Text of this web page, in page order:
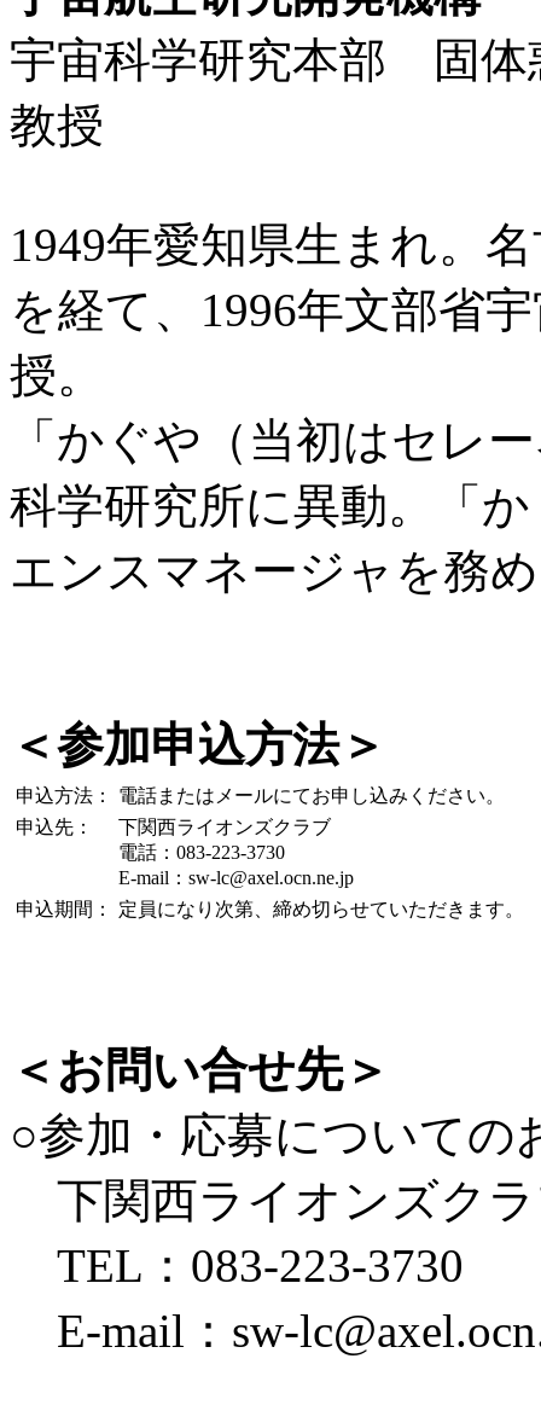
宇宙科学研究本部 固
教授
1949年愛知県生まれ。
を経て、1996年文部省
授。
「かぐや（当初はセレ
科学研究所に異動。「
エンスマネージャを務
＜参加申込方法＞
申込方法：
電話またはメールにてお申し込みください。
申込先：
下関西ライオンズクラブ
電話：083-223-3730
E-mail：sw-lc@axel.ocn.ne.jp
申込期間：
定員になり次第、締め切らせていただきます。
＜お問い合せ先＞
○参加・応募についての
下関西ライオンズク
TEL：083-223-3730
E-mail：sw-